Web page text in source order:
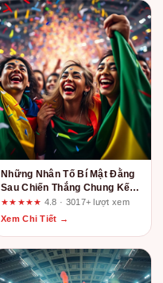
Những Nhân Tố Bí Mật Đằng
Sau Chiến Thắng Chung Kết
World Cup 2026 | gg88.center
★★★★★ 4.8 · 3017+ lượt xem
Xem Chi Tiết →